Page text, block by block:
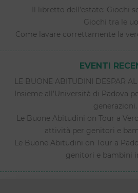
Il libretto dell’estate: Giochi
Giochi tra le
Come lavare correttamente la
EVENTI
LE BUONE ABITUDINI DESPAR
Insieme all’Università di Padova
generazioni.
Le Buone Abitudini on Tour a
attività per genitori e
Le Buone Abitudini on Tour a
genitori e bambini